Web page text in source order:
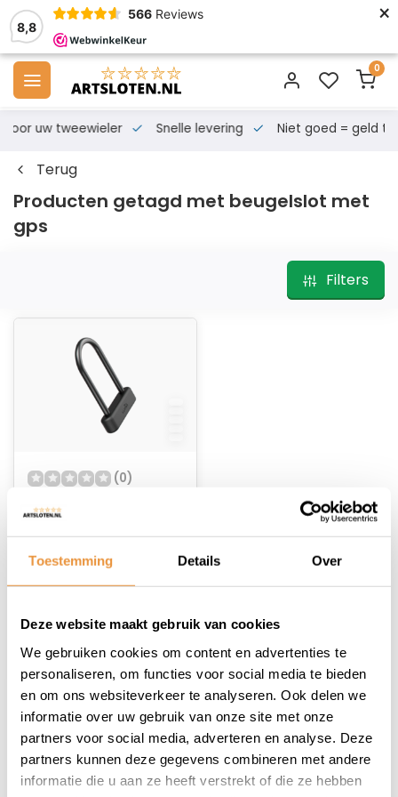
Toestemming Details Over
Deze website maakt gebruik van cookies
We gebruiken cookies om content en advertenties te
personaliseren, om functies voor social media te bieden
en om ons websiteverkeer te analyseren. Ook delen we
informatie over uw gebruik van onze site met onze
partners voor social media, adverteren en analyse. Deze
partners kunnen deze gegevens combineren met andere
informatie die u aan ze heeft verstrekt of die ze hebben
8,8
566 Reviews ×
0
voor uw tweewieler Snelle levering Niet goed = geld
Terug
Producten getagd met beugelslot met
gps
Filters
(0)
245mm + Alarm +
GPS MBT4237
Op voorraad
1